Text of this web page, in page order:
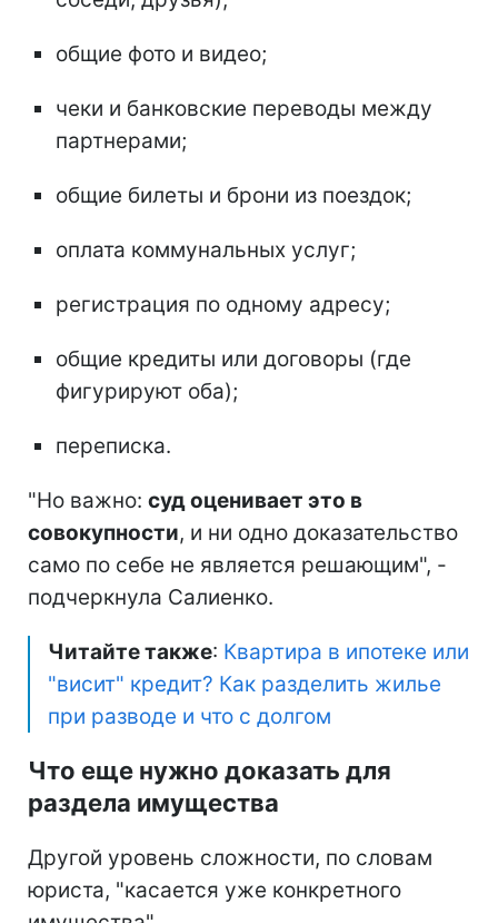
общие фото и видео;
чеки и банковские переводы между
партнерами;
общие билеты и брони из поездок;
оплата коммунальных услуг;
регистрация по одному адресу;
общие кредиты или договоры (где
фигурируют оба);
переписка.
"Но важно: суд оценивает это в
совокупности, и ни одно доказательство
само по себе не является решающим", -
подчеркнула Салиенко.
Читайте также: Квартира в ипотеке или
"висит" кредит? Как разделить жилье
при разводе и что с долгом
Что еще нужно доказать для
раздела имущества
Другой уровень сложности, по словам
юриста, "касается уже конкретного